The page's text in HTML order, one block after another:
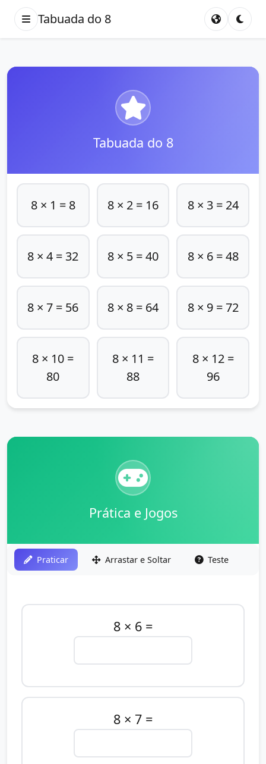
Tabuada do 8
Tabuada do 8
8 × 1 = 8 8 × 2 = 16 8 × 3 = 24
8 × 4 = 32 8 × 5 = 40 8 × 6 = 48
8 × 7 = 56 8 × 8 = 64 8 × 9 = 72
8 × 10 =
80
8 × 11 =
88
8 × 12 =
96
Prática e Jogos
Praticar Arrastar e Soltar Teste
8 × 6 =
8 × 7 =